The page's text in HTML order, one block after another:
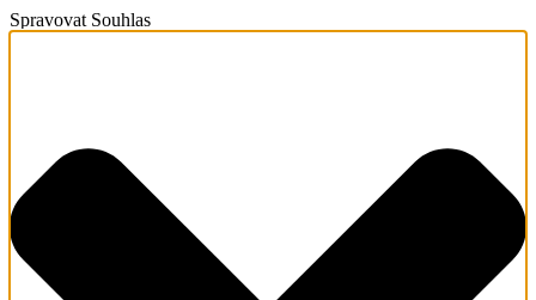
Spravovat Souhlas